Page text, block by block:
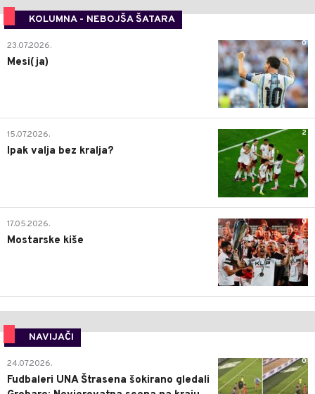
KOLUMNA - NEBOJŠA ŠATARA
0
23.07.2026.
Mesi(ja)
2
15.07.2026.
Ipak valja bez kralja?
0
17.05.2026.
Mostarske kiše
NAVIJAČI
0
24.07.2026.
Fudbaleri UNA Štrasena šokirano gledali